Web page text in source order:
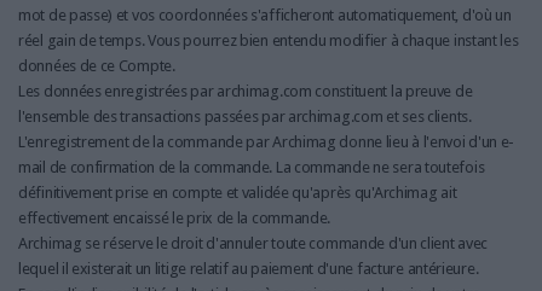
mot de passe) et vos coordonnées s'afficheront automatiquement, d'où un
réel gain de temps. Vous pourrez bien entendu modifier à chaque instant les
données de ce Compte.
Les données enregistrées par archimag.com constituent la preuve de
l'ensemble des transactions passées par archimag.com et ses clients.
L'enregistrement de la commande par Archimag donne lieu à l'envoi d'un e-
mail de confirmation de la commande. La commande ne sera toutefois
définitivement prise en compte et validée qu'après qu'Archimag ait
effectivement encaissé le prix de la commande.
Archimag se réserve le droit d'annuler toute commande d'un client avec
lequel il existerait un litige relatif au paiement d'une facture antérieure.